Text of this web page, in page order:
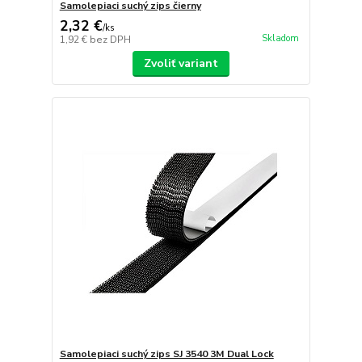
Samolepiaci suchý zips čierny
2,32 €/ks
1,92 € bez DPH Skladom
Zvoliť variant
Samolepiaci suchý zips SJ 3540 3M Dual Lock